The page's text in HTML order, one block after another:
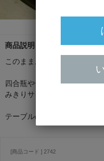
商品説明
このままお湯につけてお燗が
四合瓶や一升瓶でお燗する
みきりサイズがオススメです
テーブルの上で湯飲みを使
[商品コード ] 2742